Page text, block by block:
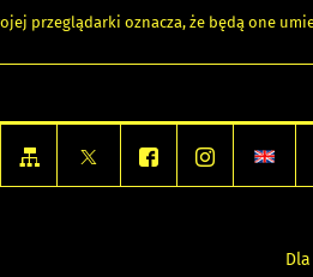
przeglądarki oznacza, że będą one